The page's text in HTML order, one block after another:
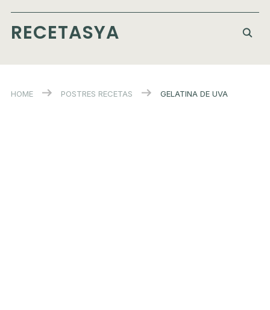
RECETASYA
HOME POSTRES RECETAS GELATINA DE UVA